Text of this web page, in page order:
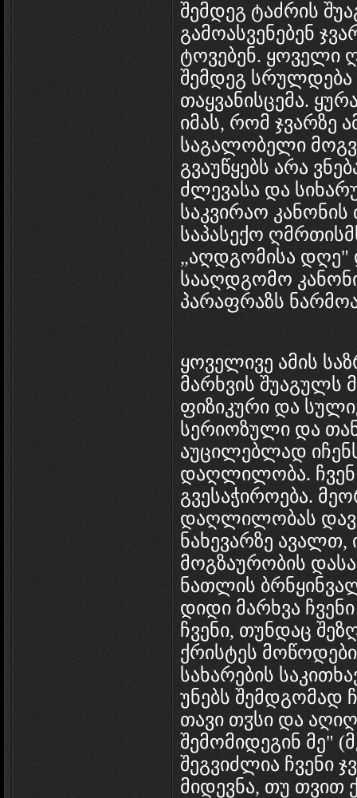
შემდეგ ტაძრის
გამოასვენებენ
ტოვებენ. ყოველი
შემდეგ სრულდება
თაყვანისცემა.
იმას, რომ ჯვარზე
საგალობელი
გვაუწყებს არა
ძლევასა და
საკვირაო
საპასექო
„აღდგომისა დღე"
სააღდგომო
პარაფრაზს
ყოველივე ამის
მარხვის შუაგულს
ფიზიკური და
სერიოზული და
აუცილებლად
დაღლილობა. ჩვენ
გვესაჭიროება.
დაღლილობას
ნახევარზე ავალთ,
მოგზაურობის
ნათლის
დიდი მარხვა
ჩვენი, თუნდაც
ქრისტეს
სახარების
უნებს შემდგომად
თავი თჳსი და
შემომიდეგინ მე"
შეგვიძლია ჩვენი
მიდევნა, თუ თვით